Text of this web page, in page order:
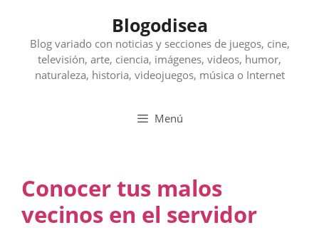
contenido
Blogodisea
Blog variado con noticias y secciones de juegos, cine,
televisión, arte, ciencia, imágenes, videos, humor,
naturaleza, historia, videojuegos, música o Internet
Menú
Conocer tus malos
vecinos en el servidor